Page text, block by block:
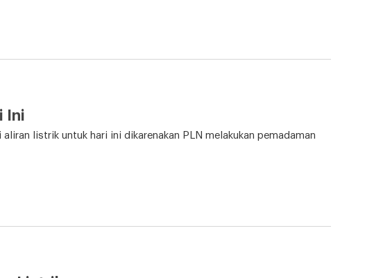
Ini
listrik untuk hari ini dikarenakan PLN melakukan pemadaman